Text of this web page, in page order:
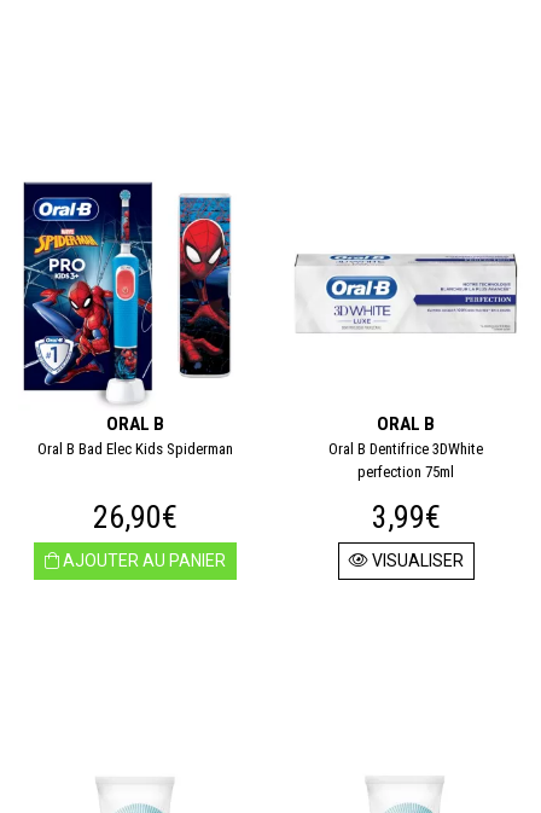
ORAL B
Oral B Bad Elec Kids Spiderman
26,90€
AJOUTER AU PANIER
ORAL B
Oral B Dentifrice 3DWhite
perfection 75ml
3,99€
VISUALISER